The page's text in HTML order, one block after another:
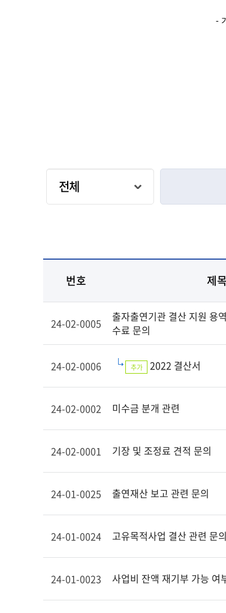
-
번호 제목
24-02-0005
출자출연기관 결산 지원 용
수료 문의
24-02-0006 추가 2022 결산서
24-02-0002 미수금 분개 관련
24-02-0001 기장 및 조정료 견적 문의
24-01-0025 출연재산 보고 관련 문의
24-01-0024 고유목적사업 결산 관련 문의
24-01-0023 사업비 잔액 재기부 가능 여